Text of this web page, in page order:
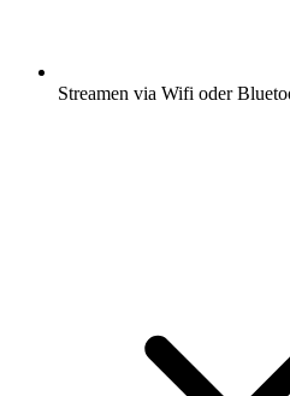
Streamen via Wifi oder